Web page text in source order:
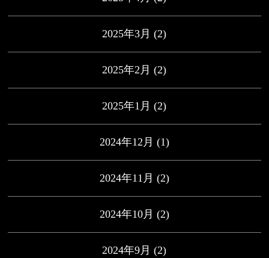
2025年3月 (2)
2025年2月 (2)
2025年1月 (2)
2024年12月 (1)
2024年11月 (2)
2024年10月 (2)
2024年9月 (2)